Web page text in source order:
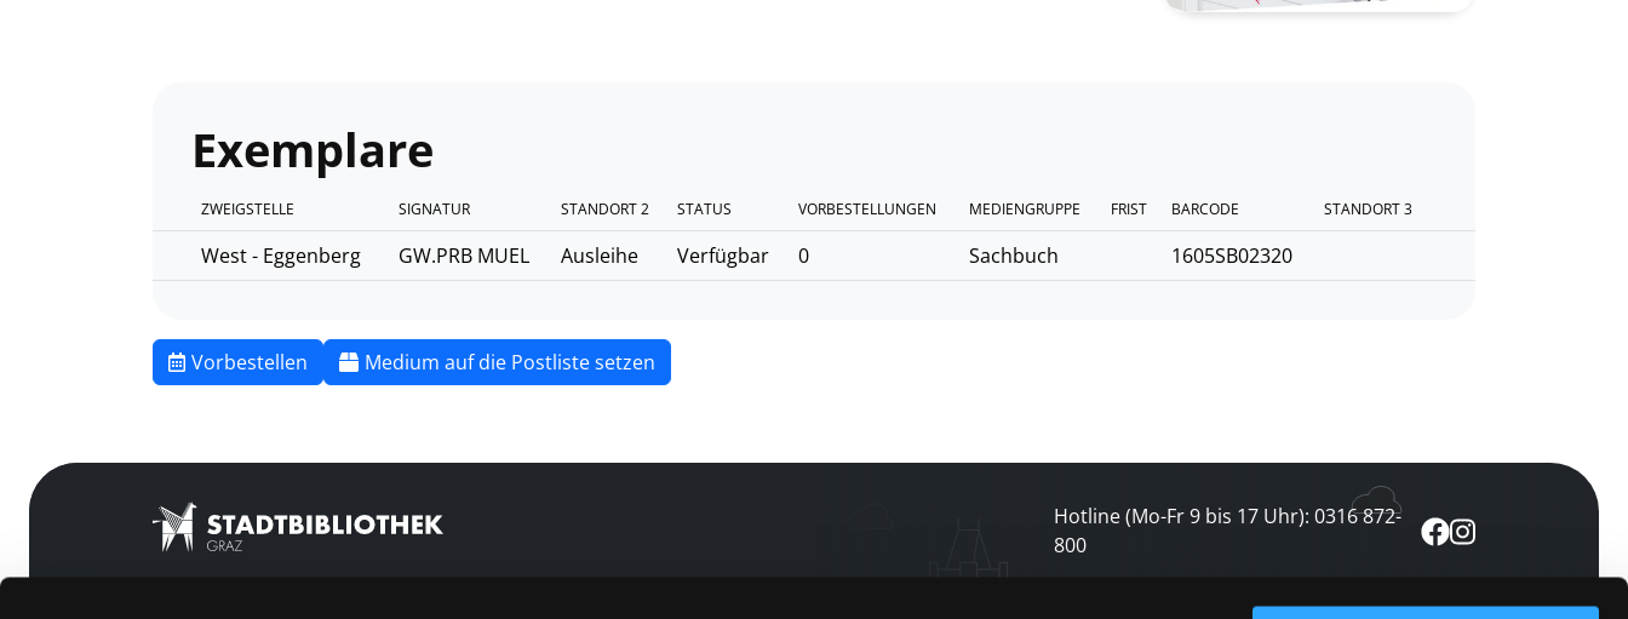
Exemplare
ZWEIGSTELLE SIGNATUR STANDORT 2 STATUS VORBESTELLUNGEN MEDIENGRUPPE FRIST BARCODE STANDORT 3
West - Eggenberg GW.PRB MUEL Ausleihe Verfügbar 0 Sachbuch 1605SB02320
Vorbestellen Medium auf die Postliste setzen
Hotline (Mo-Fr 9 bis 17 Uhr): 0316 872-
800